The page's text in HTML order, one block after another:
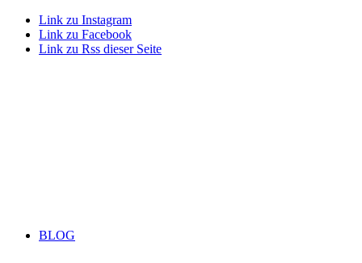
Link zu Instagram
Link zu Facebook
Link zu Rss dieser Seite
BLOG